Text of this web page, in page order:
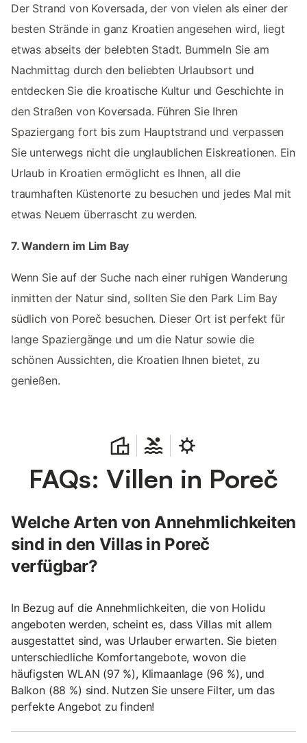
Der Strand von Koversada, der von vielen als einer der
besten Strände in ganz Kroatien angesehen wird, liegt
etwas abseits der belebten Stadt. Bummeln Sie am
Nachmittag durch den beliebten Urlaubsort und
entdecken Sie die kroatische Kultur und Geschichte in
den Straßen von Koversada. Führen Sie Ihren
Spaziergang fort bis zum Hauptstrand und verpassen
Sie unterwegs nicht die unglaublichen Eiskreationen. Ein
Urlaub in Kroatien ermöglicht es Ihnen, all die
traumhaften Küstenorte zu besuchen und jedes Mal mit
etwas Neuem überrascht zu werden.
7. Wandern im Lim Bay
Wenn Sie auf der Suche nach einer ruhigen Wanderung
inmitten der Natur sind, sollten Sie den Park Lim Bay
südlich von Poreč besuchen. Dieser Ort ist perfekt für
lange Spaziergänge und um die Natur sowie die
schönen Aussichten, die Kroatien Ihnen bietet, zu
genießen.
FAQs: Villen in Poreč
Welche Arten von Annehmlichkeiten
sind in den Villas in Poreč
verfügbar?
In Bezug auf die Annehmlichkeiten, die von Holidu
angeboten werden, scheint es, dass Villas mit allem
ausgestattet sind, was Urlauber erwarten. Sie bieten
unterschiedliche Komfortangebote, wovon die
häufigsten WLAN (97 %), Klimaanlage (96 %), und
Balkon (88 %) sind. Nutzen Sie unsere Filter, um das
perfekte Angebot zu finden!